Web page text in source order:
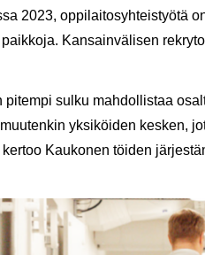
2023, op­pi­lai­to­syh­teis­työ­tä
Kan­sain­vä­li­sen
pi­tem­pi sulku mah­dol­lis­taa
yk­si­köi­den kes­ken,
Kau­ko­nen töi­den